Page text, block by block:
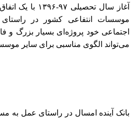
آغاز سال تحصیلی
موسسات انتفاعی کشور در
اجتماعی خود پروژه‌ای بسیار بزرگ و
می‌تواند الگوی مناسبی برای سایر
بانک آینده امسال در راستای عمل به